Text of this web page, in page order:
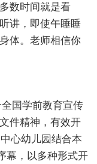
数时间就是看
讲，即使午睡睡
体。老师相信你
国学前教育宣传
件精神，有效开
心幼儿园结合本
幕，以多种形式开